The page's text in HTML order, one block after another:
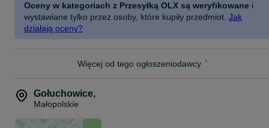
Oceny w kategoriach z Przesyłką OLX są weryfikowane i
wystawiane tylko przez osoby, które kupiły przedmiot. Jak
działają oceny?
Więcej od tego ogłoszeniodawcy
Gołuchowice,
Małopolskie